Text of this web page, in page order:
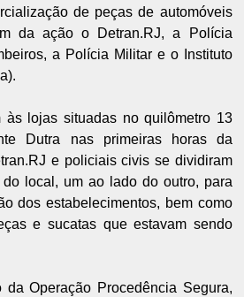
de peças de automóveis
da ação o Detran.RJ, a Polícia
a Polícia Militar e o Instituto
às lojas situadas no quilômetro 13
Dutra nas primeiras horas da
e policiais civis se dividiram
local, um ao lado do outro, para
dos estabelecimentos, bem como
e sucatas que estavam sendo
Operação Procedência Segura,